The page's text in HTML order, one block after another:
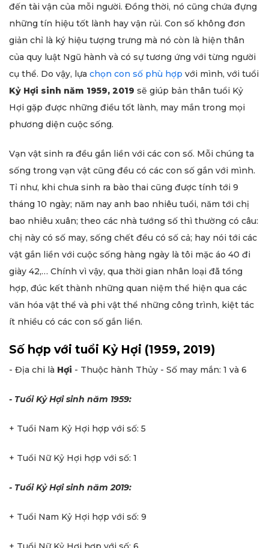
đến tài vận của mỗi người. Đồng thời, nó cũng chứa đựng
những tín hiệu tốt lành hay vận rủi. Con số không đơn
giản chỉ là ký hiệu tượng trưng mà nó còn là hiện thân
của quy luật Ngũ hành và có sự tương ứng với từng người
cụ thể. Do vậy, lựa chọn con số phù hợp với mình, với tuổi
Kỷ Hợi sinh năm 1959, 2019 sẽ giúp bản thân tuổi Kỷ
Hợi gặp được những điều tốt lành, may mắn trong mọi
phương diện cuộc sống.
Vạn vật sinh ra đều gắn liền với các con số. Mỗi chúng ta
sống trong vạn vật cũng đều có các con số gắn với mình.
Tỉ như, khi chưa sinh ra bào thai cũng được tính tới 9
tháng 10 ngày; năm nay anh bao nhiêu tuổi, năm tới chị
bao nhiêu xuân; theo các nhà tướng số thì thường có câu:
chị này có số may, sống chết đều có số cả; hay nói tới các
vật gắn liền với cuộc sống hàng ngày là tôi mặc áo 40 đi
giày 42,… Chính vì vậy, qua thời gian nhân loại đã tổng
hợp, đúc kết thành những quan niệm thể hiện qua các
văn hóa vật thể và phi vật thể những công trình, kiệt tác
ít nhiều có các con số gắn liền.
Số hợp với tuổi Kỷ Hợi (1959, 2019)
- Địa chi là Hợi - Thuộc hành Thủy - Số may mắn: 1 và 6
- Tuổi Kỷ Hợi sinh năm 1959:
+ Tuổi Nam Kỷ Hợi hợp với số: 5
+ Tuổi Nữ Kỷ Hợi hợp với số: 1
- Tuổi Kỷ Hợi sinh năm 2019:
+ Tuổi Nam Kỷ Hợi hợp với số: 9